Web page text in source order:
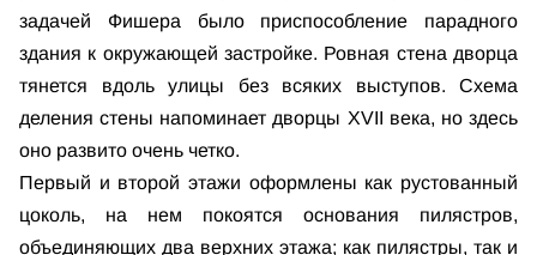
задачей Фишера было приспособление парадного
здания к окружающей застройке. Ровная стена дворца
тянется вдоль улицы без всяких выступов. Схема
деления стены напоминает дворцы XVII века, но здесь
оно развито очень четко.
Первый и второй этажи оформлены как рустованный
цоколь, на нем покоятся основания пилястров,
объединяющих два верхних этажа; как пилястры, так и